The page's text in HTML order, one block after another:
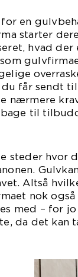
for en
starter
hvad der
du får sendt
nærmere
til
steder hvor
Altså
nok
med – for
da det kan